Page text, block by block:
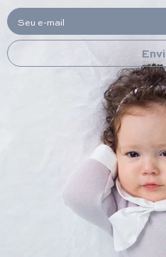
Seu e-mail